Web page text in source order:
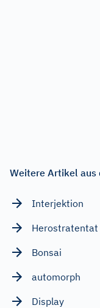
Weitere Artikel aus
Interjektion
Herostratentat
Bonsai
automorph
Display